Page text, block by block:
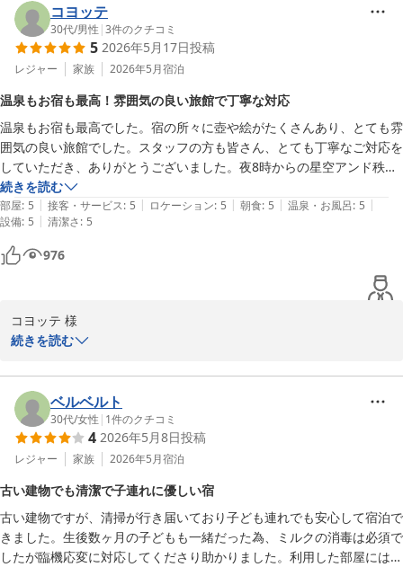
またのご利用お待ちしております。
ゆの宿和どう
和銅鉱泉 薬師の湯 ゆの宿 和どう
2026-06-09
極上のお褒めの言葉をいただき、スタッフ一同感激と嬉しさで胸が
いっぱいでございます。
「飽きもせず利用してる理由は、今回も、感動！！！」という、も
顔や対応をこれほどまでに高く評価していただけましたことは、接
客を生業とする私どもにとっても何よりの誇りであり、最高の励み
になります。
温泉、お料理、そして居心地。そのすべてにおいて「埼玉県ではピ
カイチ」と太鼓判を押していただき、さらに「予約がしづらくなる
けれど、しょうがないな」と、ユーモアを交えながら当館への愛着
を綴ってくださったクチコミに、ただただ感謝を申し上げるばかり
でございます。
「これだからまた和どうに行こう」と毎回新鮮な感動をお持ち帰り
いただけるよう、これからも驕ることなく、温かいおもてなしとお
料理に磨きをかけてまいります。
気に入りの温泉とお料理をご用意して、スタッフ一同、お帰りを心
よりお待ち申し上げております。今回も本当にありがとうございま
した。
ゆの宿和どう
和銅鉱泉 薬師の湯 ゆの宿 和どう
2026-06-08
コヨッテ
30代/男性 |3件のクチコミ
5 2026年5月17日投稿
レジャー 家族 2026年5月宿泊
温泉もお宿も最高！雰囲気の良い旅館で丁寧な対応
温泉もお宿も最高でした。宿の所々に壺や絵がたくさんあり、とても雰
囲気の良い旅館でした。スタッフの方も皆さん、とても丁寧なご対応を
していただき、ありがとうございました。夜8時からの星空アンド秩父
夜景鑑賞イベントは絶対に参加すべきです！！
また、リピートさせていただきます。
続きを読む
部屋: 5 | 接客・サービス: 5 | ロケーション: 5 | 朝食: 5 | 温泉・お風呂: 5 |
設備: 5 | 清潔さ: 5
976
コヨッテ 様
「温泉もお宿も最高でした」との大変嬉しいお言葉をいただき、ス
タッフ一同感激いたしております。
館内に配してございます絵画や調度品、そして全体の雰囲気をお気
に召していただき、私どもが心掛けている接客についても温かい評
また、夜の「星空＆秩父夜景鑑賞イベント」への熱いおすすめのお
言葉、誠にありがとうございます！「絶対に参加すべき」と太鼓判
を押していただき、大変嬉しく存じます。秩父の澄んだ空気の中で
続きを読む
ベルベルト
30代/女性 | 1件のクチコミ
4 2026年5月8日投稿
レジャー 家族 2026年5月宿泊
古い建物でも清潔で子連れに優しい宿
古い建物ですが、清掃が行き届いており子ども連れでも安心して宿泊で
きました。生後数ヶ月の子どもも一緒だった為、ミルクの消毒は必須で
したが臨機応変に対応してくださり助かりました。利用した部屋には電